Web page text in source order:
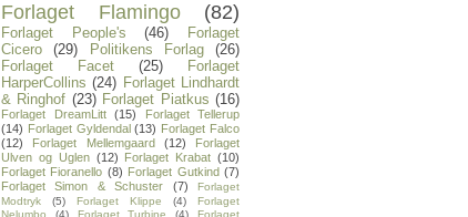
Forlaget Flamingo (82)
Forlaget People's (46)
Forlaget
Cicero
(29) Politikens Forlag
(26)
Forlaget Facet
(25)
Forlaget
HarperCollins (24) Forlaget Lindhardt
& Ringhof (23) Forlaget Piatkus (16)
Forlaget DreamLitt (15)
Forlaget Tellerup
(14) Forlaget Gyldendal (13) Forlaget Falco
(12)
Forlaget Mellemgaard (12)
Forlaget
Ulven og Uglen (12) Forlaget Krabat (10)
Forlaget Fioranello (8) Forlaget Gutkind (7)
Forlaget Simon & Schuster
(7)
Forlaget
Modtryk
(5) Forlaget Klippe (4)
Forlaget
Nelumbo
(4) Forlaget Turbine (4)
Forlaget